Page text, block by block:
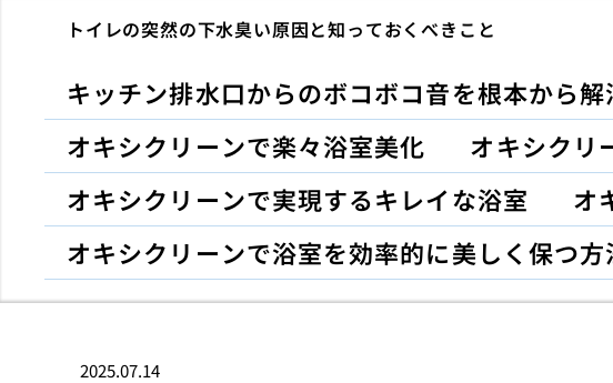
トイレの突然の下水臭い原因と知っておくべきこと
キッチン排水口からのボコボコ音を根本から
オキシクリーンで楽々浴室美化
オキシクリ
オキシクリーンで実現するキレイな浴室
オ
オキシクリーンで浴室を効率的に美しく保つ方
2025.07.14